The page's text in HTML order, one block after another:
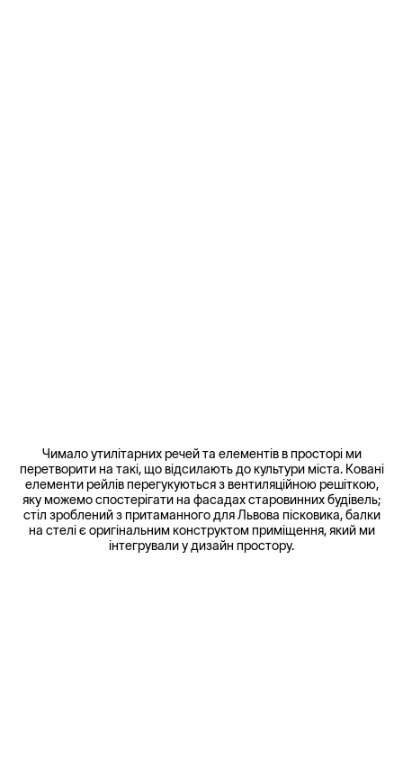
Чимало утилітарних речей та елементів в просторі ми
перетворити на такі, що відсилають до культури міста. Ковані
елементи рейлів перегукуються з вентиляційною решіткою,
яку можемо спостерігати на фасадах старовинних будівель;
стіл зроблений з притаманного для Львова пісковика, балки
на стелі є оригінальним конструктом приміщення, який ми
інтегрували у дизайн простору.